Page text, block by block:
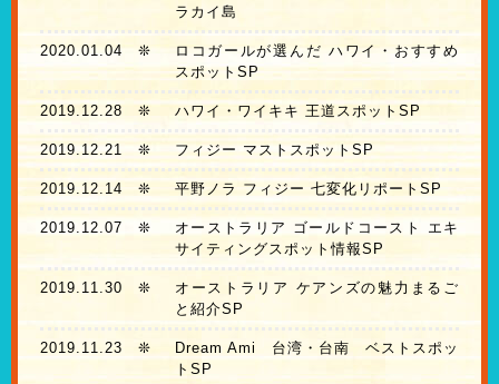
ラカイ島
2020.01.04 ❊
ロコガールが選んだ ハワイ・おすすめ
スポットSP
2019.12.28 ❊ ハワイ・ワイキキ 王道スポットSP
2019.12.21 ❊ フィジー マストスポットSP
2019.12.14 ❊ 平野ノラ フィジー 七変化リポートSP
2019.12.07 ❊
オーストラリア ゴールドコースト エキ
サイティングスポット情報SP
2019.11.30 ❊
オーストラリア ケアンズの魅力まるご
と紹介SP
2019.11.23 ❊
Dream Ami 台湾・台南 ベストスポッ
トSP